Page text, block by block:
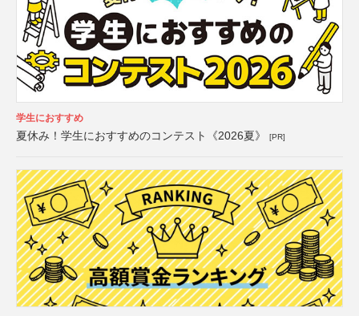
学生におすすめ
夏休み！学生におすすめのコンテスト《2026夏》 [PR]